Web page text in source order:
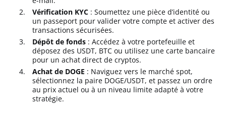
Vérification KYC : Soumettez une pièce d’identité ou
un passeport pour valider votre compte et activer des
transactions sécurisées.
Dépôt de fonds : Accédez à votre portefeuille et
déposez des USDT, BTC ou utilisez une carte bancaire
pour un achat direct de cryptos.
Achat de DOGE : Naviguez vers le marché spot,
sélectionnez la paire DOGE/USDT, et passez un ordre
au prix actuel ou à un niveau limite adapté à votre
stratégie.